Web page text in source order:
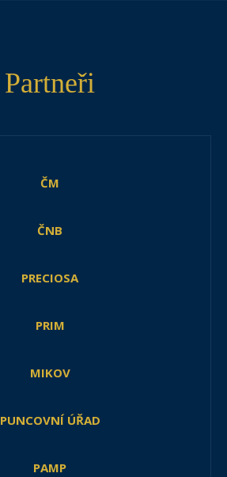
Partneři
ČM
ČNB
PRECIOSA
PRIM
MIKOV
PUNCOVNÍ ÚŘAD
PAMP